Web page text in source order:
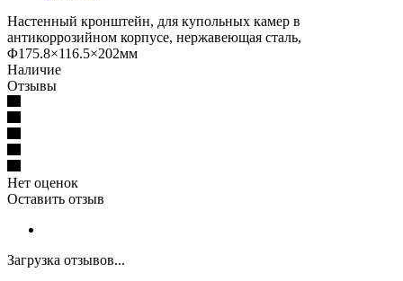
Настенный кронштейн, для купольных камер в
антикоррозийном корпусе, нержавеющая сталь,
Φ175.8×116.5×202мм
Наличие
Отзывы
Нет оценок
Оставить отзыв
Загрузка отзывов...